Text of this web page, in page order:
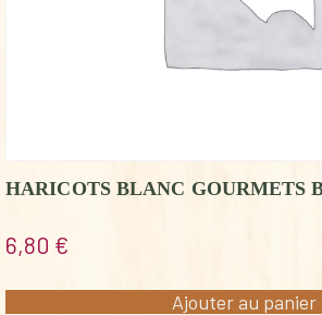
HARICOTS BLANC GOURMETS
6,80 €
Ajouter au panier